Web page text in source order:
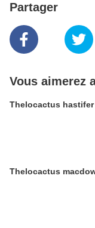
Partager
Vous aimerez
Thelocactus hastifer
Thelocactus